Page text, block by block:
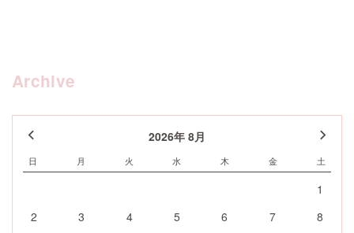
Archive
2026年 8月
日 月 火 水 木 金 土
1
2
3 4 5 6 7
8